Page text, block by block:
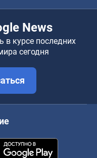
News
в курсе последних
сегодня